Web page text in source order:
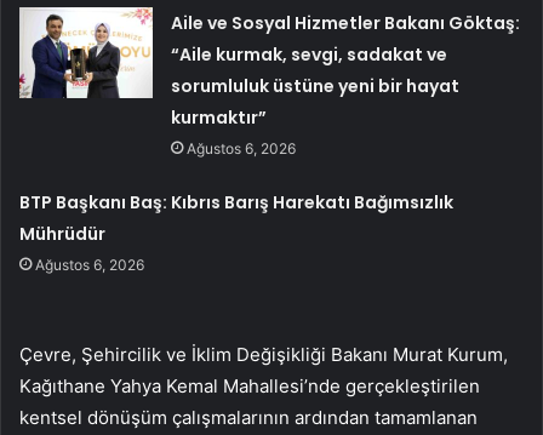
Aile ve Sosyal Hizmetler Bakanı Göktaş:
“Aile kurmak, sevgi, sadakat ve
sorumluluk üstüne yeni bir hayat
kurmaktır”
Ağustos 6, 2026
BTP Başkanı Baş: Kıbrıs Barış Harekatı Bağımsızlık
Mührüdür
Ağustos 6, 2026
Çevre, Şehircilik ve İklim Değişikliği Bakanı Murat Kurum,
Kağıthane Yahya Kemal Mahallesi’nde gerçekleştirilen
kentsel dönüşüm çalışmalarının ardından tamamlanan